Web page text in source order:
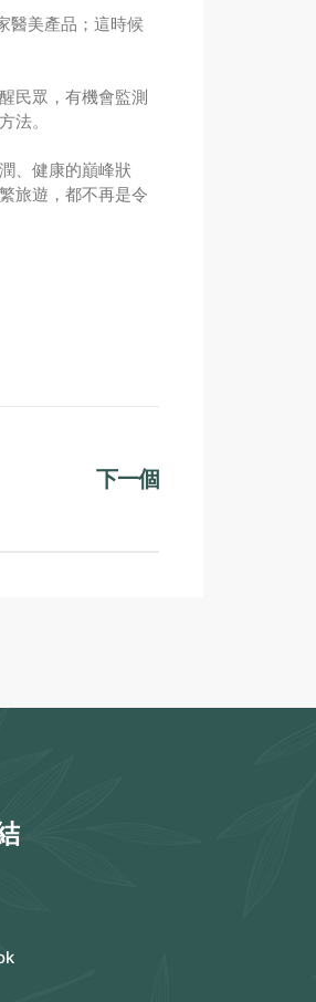
醫美產品；這時候
民眾，有機會監測
法。
、健康的巔峰狀
旅遊，都不再是令
下一個